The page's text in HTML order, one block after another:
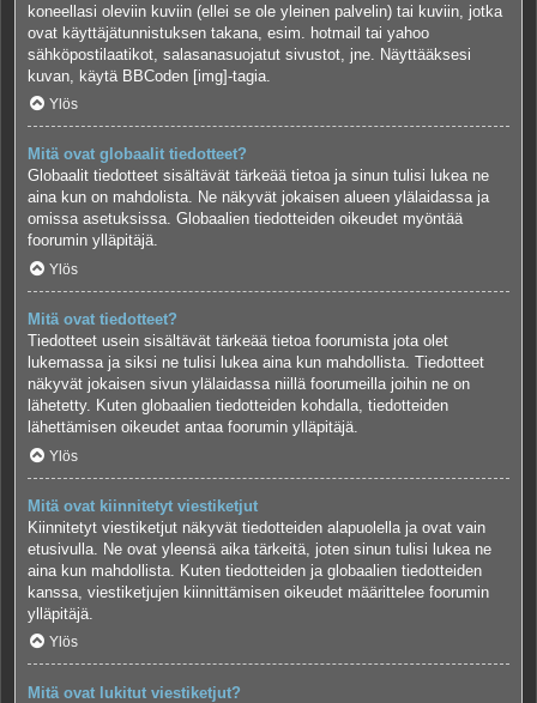
koneellasi oleviin kuviin (ellei se ole yleinen palvelin) tai kuviin, jotka
ovat käyttäjätunnistuksen takana, esim. hotmail tai yahoo
sähköpostilaatikot, salasanasuojatut sivustot, jne. Näyttääksesi
kuvan, käytä BBCoden [img]-tagia.
Ylös
Mitä ovat globaalit tiedotteet?
Globaalit tiedotteet sisältävät tärkeää tietoa ja sinun tulisi lukea ne
aina kun on mahdolista. Ne näkyvät jokaisen alueen ylälaidassa ja
omissa asetuksissa. Globaalien tiedotteiden oikeudet myöntää
foorumin ylläpitäjä.
Ylös
Mitä ovat tiedotteet?
Tiedotteet usein sisältävät tärkeää tietoa foorumista jota olet
lukemassa ja siksi ne tulisi lukea aina kun mahdollista. Tiedotteet
näkyvät jokaisen sivun ylälaidassa niillä foorumeilla joihin ne on
lähetetty. Kuten globaalien tiedotteiden kohdalla, tiedotteiden
lähettämisen oikeudet antaa foorumin ylläpitäjä.
Ylös
Mitä ovat kiinnitetyt viestiketjut
Kiinnitetyt viestiketjut näkyvät tiedotteiden alapuolella ja ovat vain
etusivulla. Ne ovat yleensä aika tärkeitä, joten sinun tulisi lukea ne
aina kun mahdollista. Kuten tiedotteiden ja globaalien tiedotteiden
kanssa, viestiketjujen kiinnittämisen oikeudet määrittelee foorumin
ylläpitäjä.
Ylös
Mitä ovat lukitut viestiketjut?